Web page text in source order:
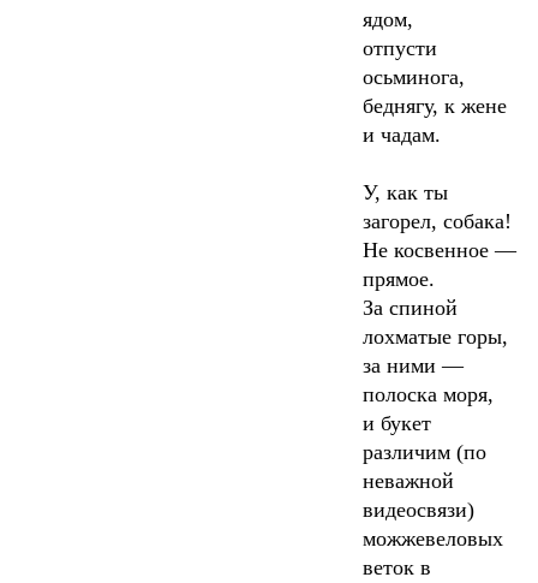
ядом,
отпусти
осьминога,
беднягу, к жене
и чадам.
У, как ты
загорел, собака!
Не косвенное —
прямое.
За спиной
лохматые горы,
за ними —
полоска моря,
и букет
различим (по
неважной
видеосвязи)
можжевеловых
веток в